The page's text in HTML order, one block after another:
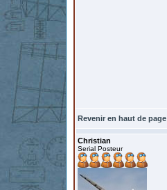
Revenir en haut de page
Christian
Serial Posteur